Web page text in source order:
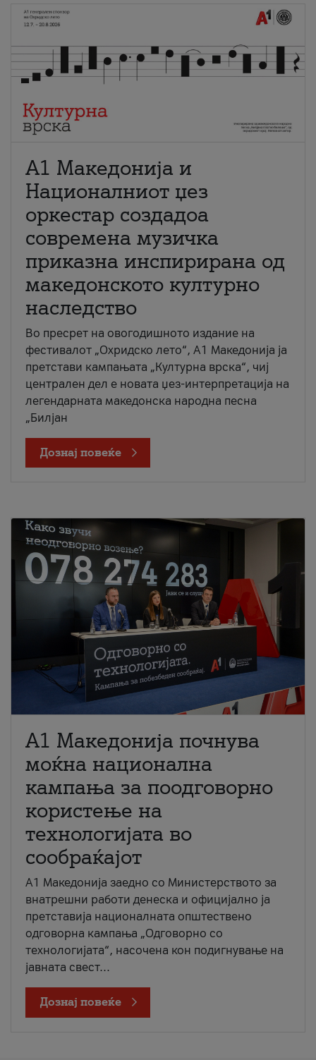
А1 Македонија и
Националниот џез
оркестар создадоа
современа музичка
приказна инспирирана од
македонското културно
наследство
Во пресрет на овогодишното издание на
фестивалот „Охридско лето“, А1 Македонија ја
претстави кампањата „Културна врска“, чиј
централен дел е новата џез-интерпретација на
легендарната македонска народна песна
„Билјан
Дознај повеќе
A1 Македонија почнува
моќна национална
кампања за поодговорно
користење на
технологијата во
сообраќајот
A1 Македонија заедно со Министерството за
внатрешни работи денеска и официјално ја
претставија националната општествено
одговорна кампања „Одговорно со
технологијата“, насочена кон подигнување на
јавната свест...
Дознај повеќе